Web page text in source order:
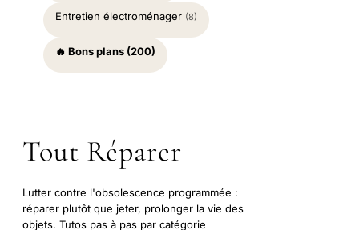
Entretien électroménager (8)
🔥 Bons plans (200)
Tout Réparer
Lutter contre l'obsolescence programmée :
réparer plutôt que jeter, prolonger la vie des
objets. Tutos pas à pas par catégorie